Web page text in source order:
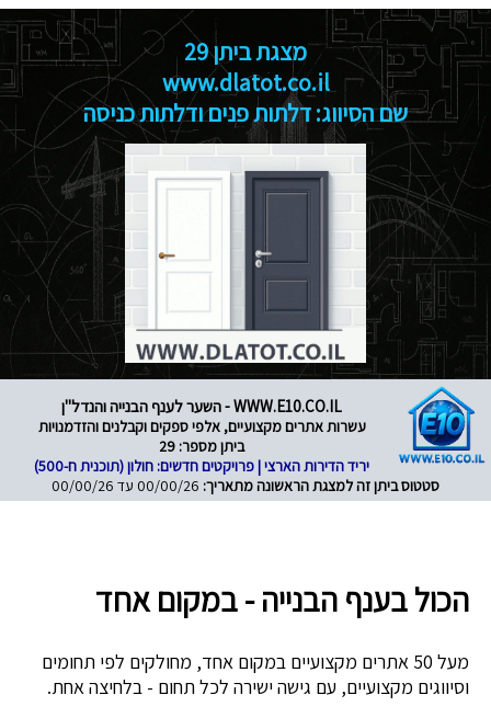
מצגת ביתן 29
www.dlatot.co.il
שם הסיווג: דלתות פנים ודלתות כניסה
WWW.E10.CO.IL - השער לענף הבנייה והנדל"ן
עשרות אתרים מקצועיים, אלפי ספקים וקבלנים והזדמנויות
ביתן מספר: 29
יריד הדירות הארצי | פרויקטים חדשים: חולון (תוכנית ח-500)
סטטוס ביתן זה למצגת הראשונה מתאריך: 00/00/26 עד 00/00/26
הכול בענף הבנייה - במקום אחד
מעל 50 אתרים מקצועיים במקום אחד, מחולקים לפי תחומים
וסיווגים מקצועיים, עם גישה ישירה לכל תחום - בלחיצה אחת.